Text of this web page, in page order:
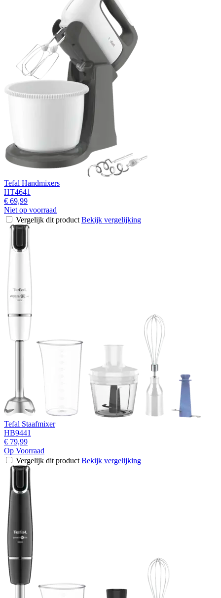
Tefal Handmixers
HT4641
€ 69,99
Niet op voorraad
Vergelijk dit product Bekijk vergelijking
Tefal Staafmixer
HB9441
€ 79,99
Op Voorraad
Vergelijk dit product Bekijk vergelijking